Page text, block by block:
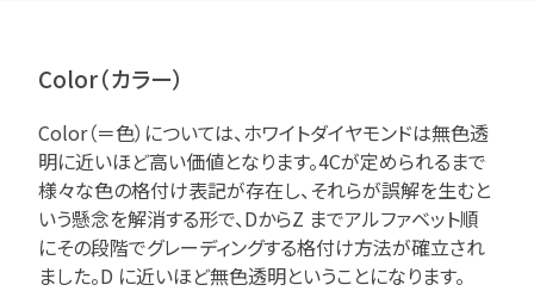
Color（カラー）
Color（＝色）については、ホワイトダイヤモンドは無色透
明に近いほど高い価値となります。4Cが定められるまで
様々な色の格付け表記が存在し、それらが誤解を生むと
いう懸念を解消する形で、DからZ までアルファベット順
にその段階でグレーディングする格付け方法が確立され
ました。D に近いほど無色透明ということになります。